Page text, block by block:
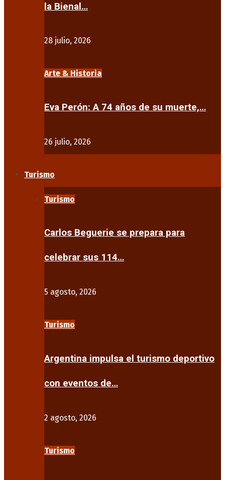
la Bienal…
28 julio, 2026
Arte & Historia
Eva Perón: A 74 años de su muerte,…
26 julio, 2026
Turismo
Turismo
Carlos Beguerie se prepara para
celebrar sus 114…
5 agosto, 2026
Turismo
Argentina impulsa el turismo deportivo
con eventos de…
2 agosto, 2026
Turismo